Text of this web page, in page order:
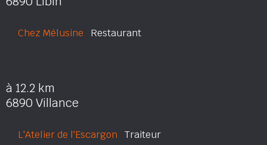
Chez Mélusine Restaurant
à 12.2 km
6890 Villance
L'Atelier de l'Escargon Traiteur